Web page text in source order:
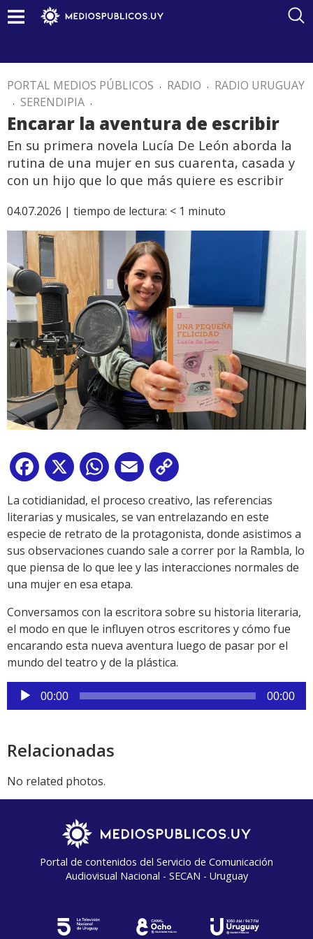
PORTAL MEDIOS PÚBLICOS . RADIO . RADIO URUGUAY
. SERENDIPIA .
Encarar la aventura de escribir
En su primera novela Lucía De León aborda la
rutina de una mujer en sus cuarenta, casada y
con un hijo que lo que más quiere es escribir
04.07.2026 | tiempo de lectura: < 1 minuto
Facebook
X WhatsApp
Email
Link
La cotidianidad, el proceso creativo, las referencias
literarias y musicales, se van entrelazando en este
especie de retrato de la protagonista, donde asistimos a
sus observaciones cuando sale a correr por la Rambla, lo
que piensa de lo que lee y las interacciones normales de
una mujer en esa etapa.
Conversamos con la escritora sobre su historia literaria,
el modo en que le influyen otros escritores y cómo fue
encarando esta nueva aventura luego de pasar por el
mundo del teatro y de la plástica.
Reproductor
de
00:00 00:00
Relacionadas
No related photos.
Portal de contenidos del Servicio de Comunicación
Audiovisual Nacional - SECAN - Uruguay